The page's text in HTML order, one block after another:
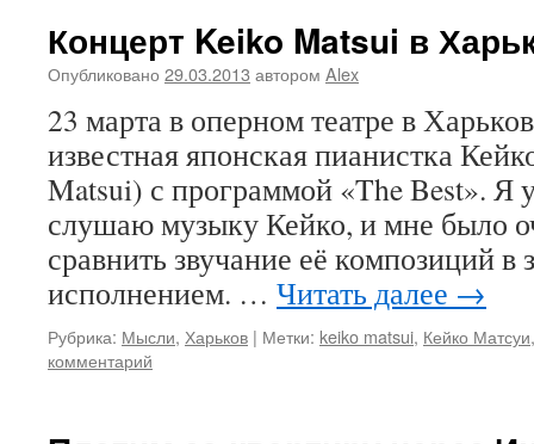
Концерт Keiko Matsui в
Опубликовано 29.03.2013 автором Alex
23 марта в оперном театре в
известная японская пианистка
Matsui) с программой «The Best». Я
слушаю музыку Кейко, и мне было
сравнить звучание её композиций
исполнением. … Читать далее →
Рубрика: Мысли, Харьков | Метки: keiko matsui, Кейко Матсуи
комментарий